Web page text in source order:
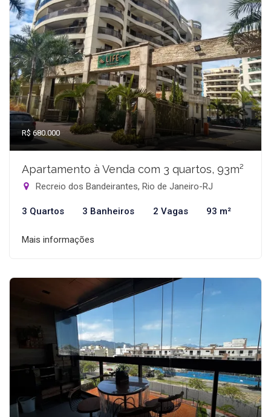
R$ 680.000
Apartamento à Venda com 3 quartos, 93m²
Recreio dos Bandeirantes, Rio de Janeiro-RJ
3 Quartos 3 Banheiros 2 Vagas 93 m²
Mais informações